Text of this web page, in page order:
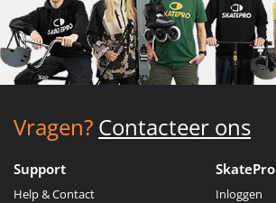
Vragen? Contacteer ons
Support
Help & Contact
SkatePro
Inloggen